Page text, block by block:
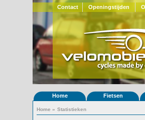
Contact Openingstijden
Home Fietsen
Home » Statistieken